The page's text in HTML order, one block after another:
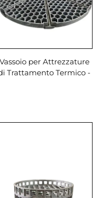
Vassoio per Attrezzature
Trattamento Termico -